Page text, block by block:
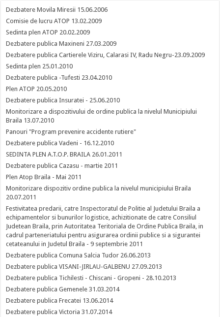
Dezbatere Movila Miresii 15.06.2006
Comisie de lucru ATOP 13.02.2009
Sedinta plen ATOP 20.02.2009
Dezbatere publica Maxineni 27.03.2009
Dezbatere publica Cartierele Viziru, Calarasi IV, Radu Negru-23.09.2009
Sedinta plen 25.01.2010
Dezbatere publica -Tufesti 23.04.2010
Plen ATOP 20.05.2010
Dezbatere publica Insuratei - 25.06.2010
Monitorizare a dispozitivului de ordine publica la nivelul Municipiului
Braila 13.07.2010
Panouri "Program prevenire accidente rutiere"
Dezbatere publica Vadeni - 16.12.2010
SEDINTA PLEN A.T.O.P. BRAILA 26.01.2011
Dezbatere publica Cazasu - martie 2011
Plen Atop Braila - Mai 2011
Monitorizare dispozitiv ordine publica la nivelul municipiului Braila
20.07.2011
Festivitatea predarii, catre Inspectoratul de Politie al Judetului Braila a
echipamentelor si bunurilor logistice, achizitionate de catre Consiliul
Judetean Braila, prin Autoritatea Teritoriala de Ordine Publica Braila, in
cadrul parteneriatului pentru asigurarea ordinii publice si a sigurantei
cetateanului in Judetul Braila - 9 septembrie 2011
Dezbatere publica Comuna Salcia Tudor 26.06.2013
Dezbatere publica VISANI-JIRLAU-GALBENU 27.09.2013
Dezbatere publica Tichilesti - Chiscani - Gropeni - 28.10.2013
Dezbatere publica Gemenele 31.03.2014
Dezbatere publica Frecatei 13.06.2014
Dezbatere publica Victoria 31.07.2014